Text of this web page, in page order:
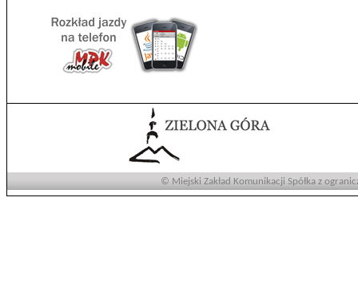
© Miejski Zakład Komunikacji Spółka z